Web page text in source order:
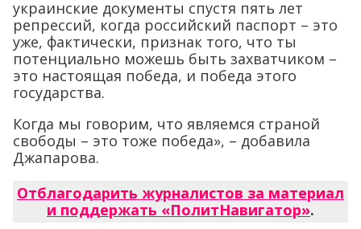
украинские документы спустя пять лет
репрессий, когда российский паспорт – это
уже, фактически, признак того, что ты
потенциально можешь быть захватчиком –
это настоящая победа, и победа этого
государства.
Когда мы говорим, что являемся страной
свободы – это тоже победа», – добавила
Джапарова.
Отблагодарить журналистов за материал
и поддержать «ПолитНавигатор».